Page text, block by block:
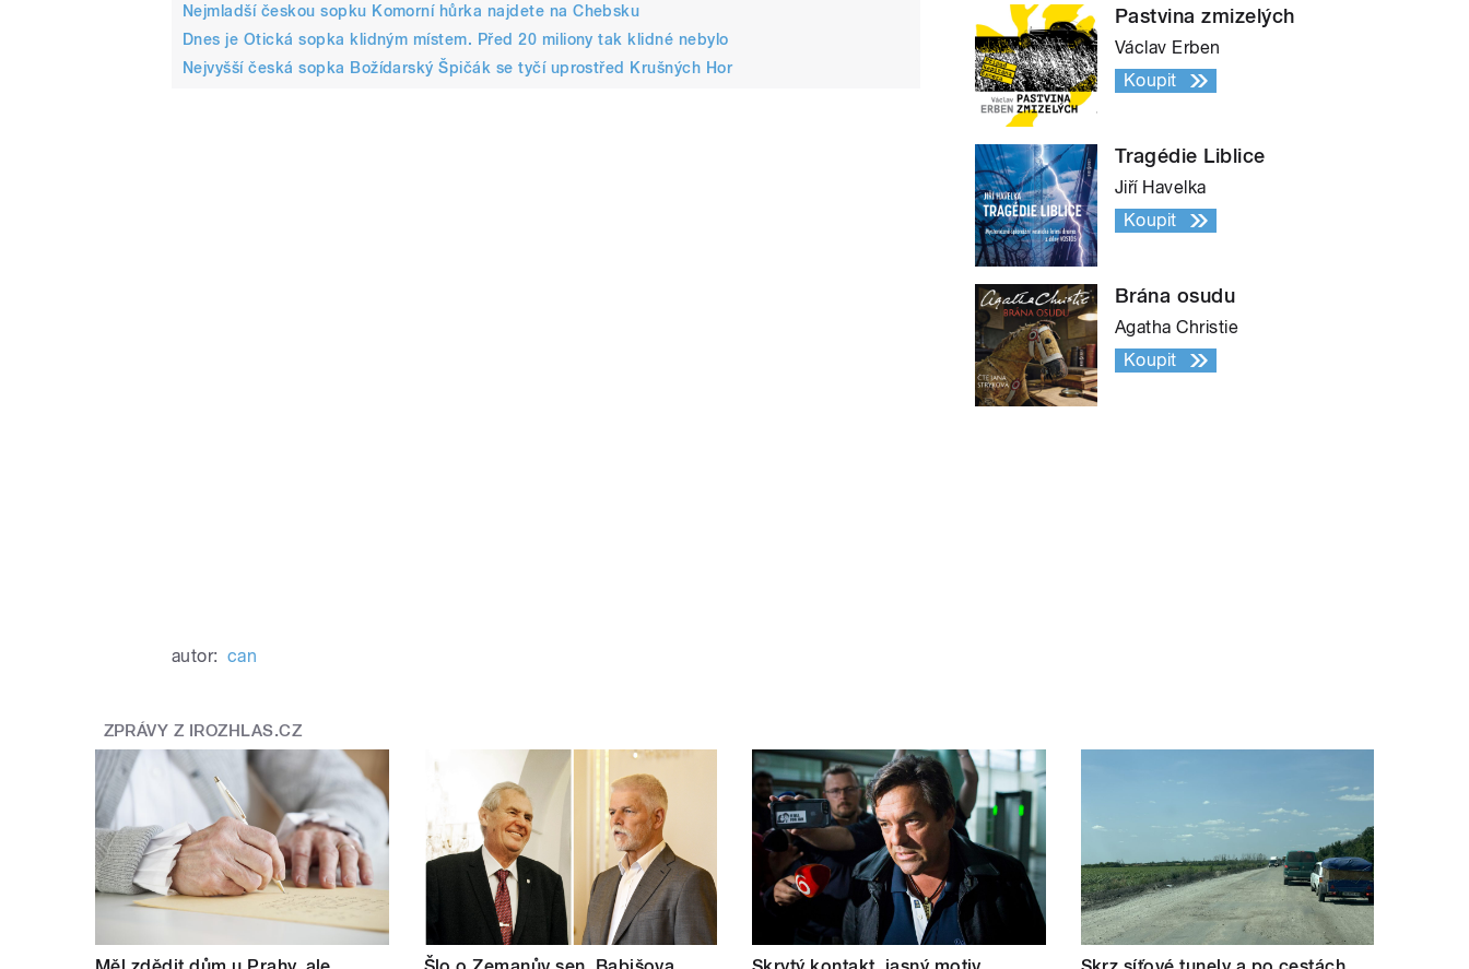
Nejmladší českou sopku Komorní hůrka najdete na Chebsku
Dnes je Otická sopka klidným místem. Před 20 miliony tak klidné nebylo
Nejvyšší česká sopka Božídarský Špičák se tyčí uprostřed Krušných Hor
autor: can
Pastvina zmizelých
Václav Erben
Koupit
Tragédie Liblice
Jiří Havelka
Koupit
Brána osudu
Agatha Christie
Koupit
ZPRÁVY Z IROZHLAS.CZ